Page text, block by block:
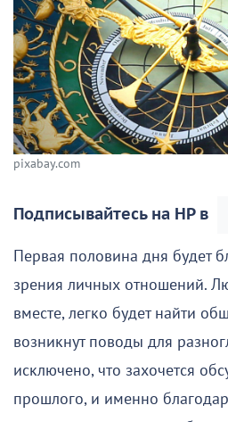
pixabay.com
Подписывайтесь на НР в
Первая половина дня будет
зрения личных отношений.
вместе, легко будет найти
возникнут поводы для
исключено, что захочется
прошлого, и именно